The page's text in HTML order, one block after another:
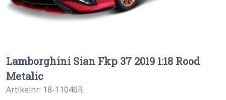
Lamborghini Sian Fkp 37 2019 1:18 Rood
Metalic
Artikelnr: 18-11046R